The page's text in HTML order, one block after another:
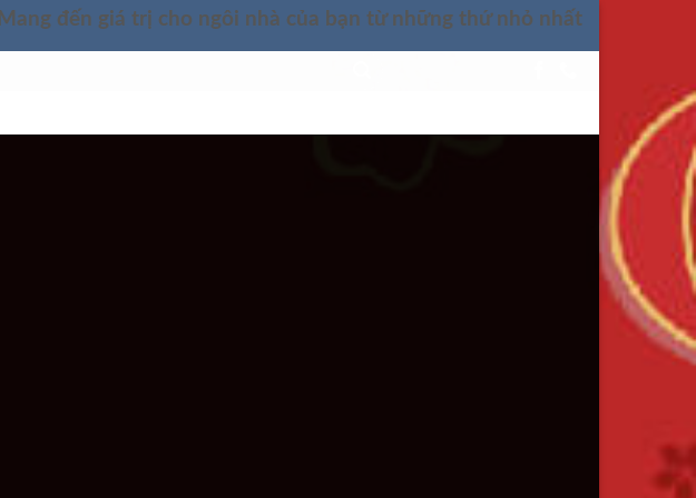
Mang đến giá trị cho ngôi nhà của bạn từ những thứ nhỏ nhất